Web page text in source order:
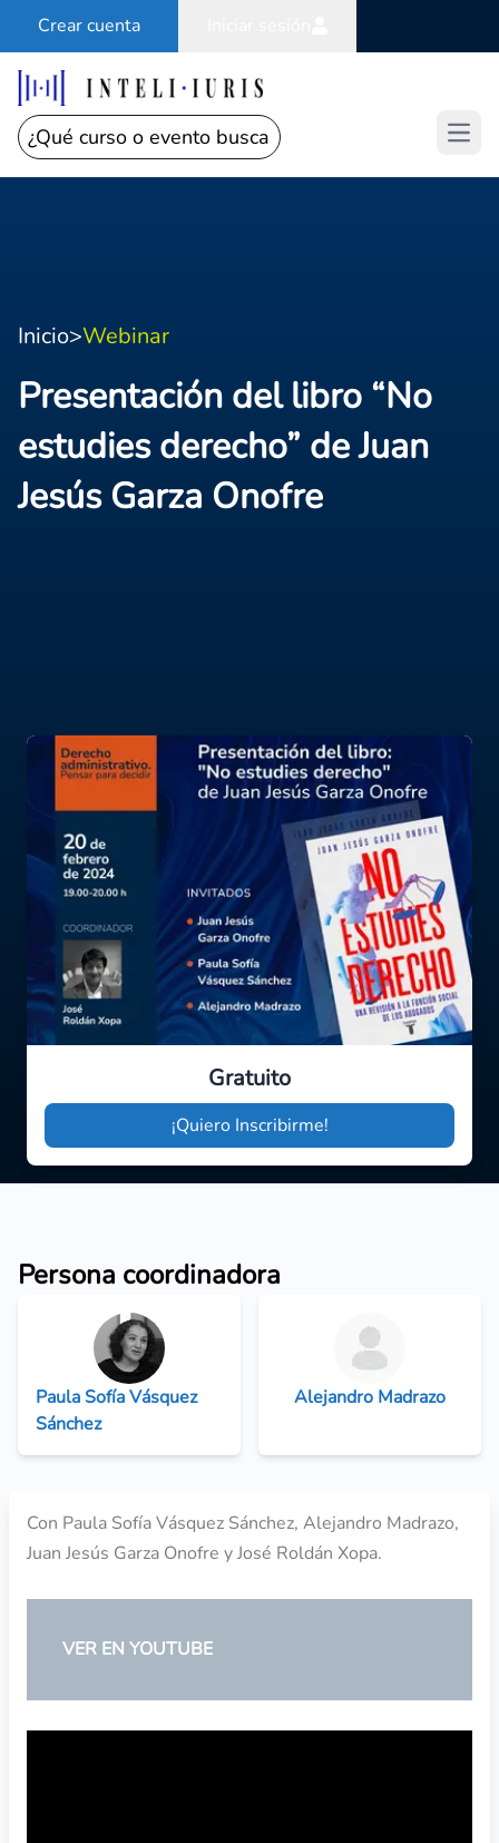
Crear cuenta
Inicio>Webinar
Presentación del libro “No
estudies derecho” de Juan
Jesús Garza Onofre
Gratuito
¡Quiero Inscribirme!
Persona coordinadora
Paula Sofía Vásquez
Sánchez
Alejandro Madrazo
Con Paula Sofía Vásquez Sánchez, Alejandro Madrazo,
Juan Jesús Garza Onofre y José Roldán Xopa.
VER EN YOUTUBE